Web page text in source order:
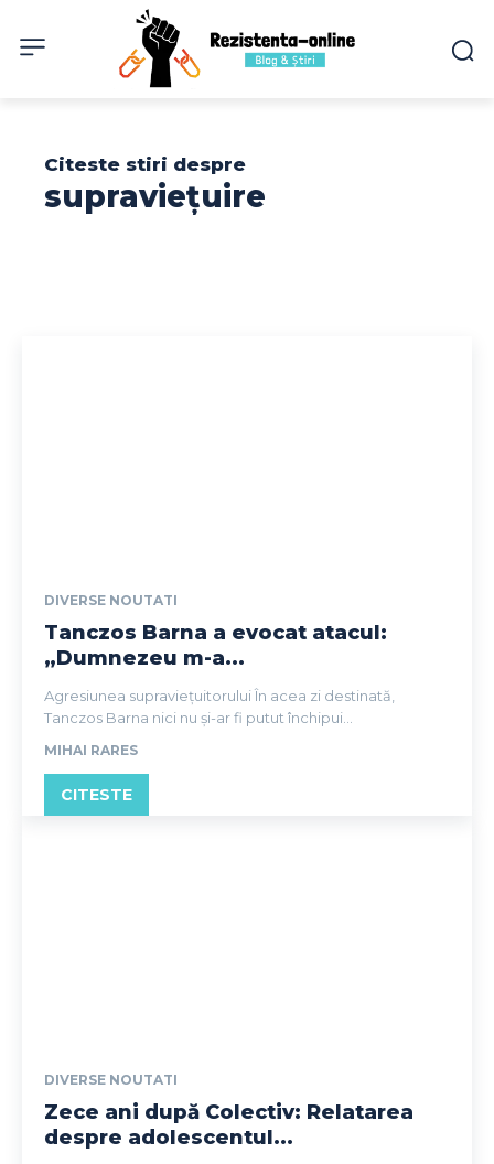
Citeste stiri despre
supraviețuire
DIVERSE NOUTATI
Tanczos Barna a evocat atacul:
„Dumnezeu m-a...
Agresiunea supraviețuitorului În acea zi destinată,
Tanczos Barna nici nu și-ar fi putut închipui...
MIHAI RARES
CITESTE
DIVERSE NOUTATI
Zece ani după Colectiv: Relatarea
despre adolescentul...